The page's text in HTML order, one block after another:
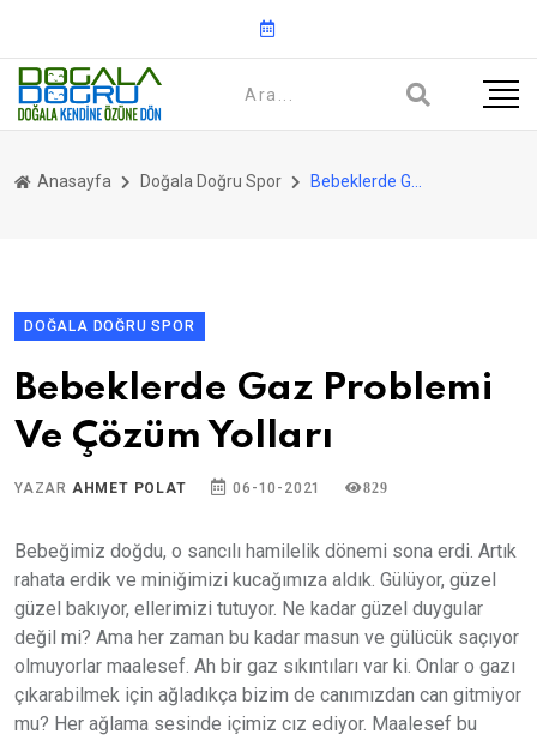
Anasayfa Doğala Doğru Spor
DOĞALA DOĞRU SPOR
Bebeklerde Gaz Problemi
Ve Çözüm Yolları
YAZAR AHMET POLAT 06-10-2021 829
Bebeğimiz doğdu, o sancılı hamilelik dönemi sona erdi. Artık
rahata erdik ve miniğimizi kucağımıza aldık. Gülüyor, güzel
güzel bakıyor, ellerimizi tutuyor. Ne kadar güzel duygular
değil mi? Ama her zaman bu kadar masun ve gülücük saçıyor
olmuyorlar maalesef. Ah bir gaz sıkıntıları var ki. Onlar o gazı
çıkarabilmek için ağladıkça bizim de canımızdan can gitmiyor
mu? Her ağlama sesinde içimiz cız ediyor. Maalesef bu